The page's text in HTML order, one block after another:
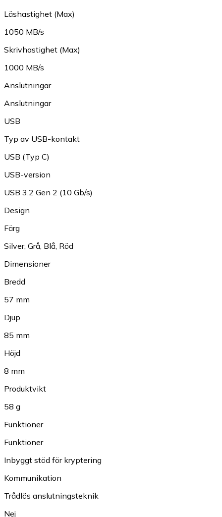
Läshastighet (Max)
1050 MB/s
Skrivhastighet (Max)
1000 MB/s
Anslutningar
Anslutningar
USB
Typ av USB-kontakt
USB (Typ C)
USB-version
USB 3.2 Gen 2 (10 Gb/s)
Design
Färg
Silver, Grå, Blå, Röd
Dimensioner
Bredd
57 mm
Djup
85 mm
Höjd
8 mm
Produktvikt
58 g
Funktioner
Funktioner
Inbyggt stöd för kryptering
Kommunikation
Trådlös anslutningsteknik
Nej